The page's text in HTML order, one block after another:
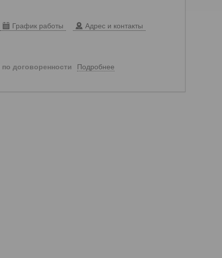
График работы Адрес и контакты
по договоренности Подробнее